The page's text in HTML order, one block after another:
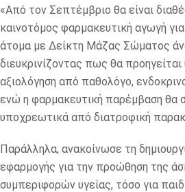
«Από τον Σεπτέμβριο θα είναι
καινοτόμος φαρμακευτική αγωγή
άτομα με Δείκτη Μάζας Σώματος
διευκρινίζοντας πως θα
αξιολόγηση από παθολόγο,
ενώ η φαρμακευτική παρέμβαση θα
υποχρεωτικά από διατροφική
Παράλληλα, ανακοίνωσε τη
εφαρμογής για την προώθηση της
συμπεριφορών υγείας, τόσο για